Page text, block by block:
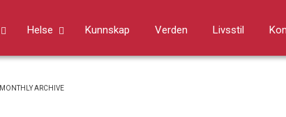
Helse Kunnskap Verden Livsstil
MONTHLY ARCHIVE